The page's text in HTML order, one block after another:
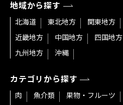
地域から探す
北海道 東北地方 関東地方
近畿地方
中国地方
四国地方
九州地方
沖縄
カテゴリから探す
肉 魚介類 果物・フルーツ